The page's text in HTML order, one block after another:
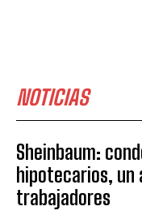
NOTICIAS
Sheinbaum:
hipotecarios, un
trabajadores